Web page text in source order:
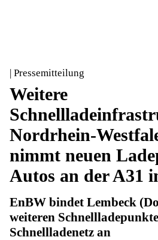
| Pressemitteilung
Weitere
Nordrhein-
nimmt neuen
Autos an der A31
EnBW bindet Lembeck
weiteren
Schnellladenetz an